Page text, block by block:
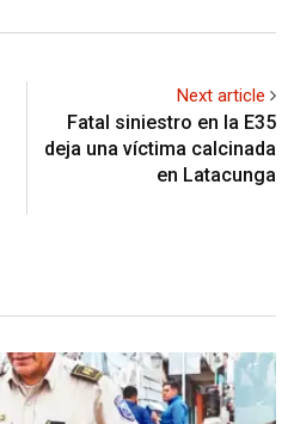
Next article
Fatal siniestro en la E35
deja una víctima calcinada
en Latacunga